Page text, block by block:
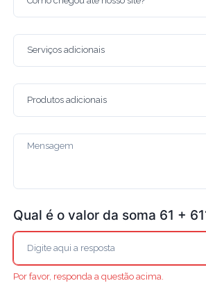
Qual é o valor da soma 61 +
Por favor, responda a questão acima.